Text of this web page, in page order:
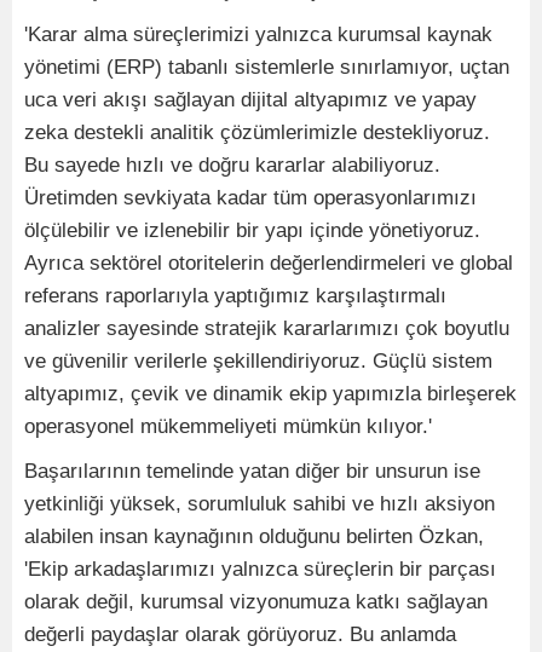
'Karar alma süreçlerimizi yalnızca kurumsal kaynak
yönetimi (ERP) tabanlı sistemlerle sınırlamıyor, uçtan
uca veri akışı sağlayan dijital altyapımız ve yapay
zeka destekli analitik çözümlerimizle destekliyoruz.
Bu sayede hızlı ve doğru kararlar alabiliyoruz.
Üretimden sevkiyata kadar tüm operasyonlarımızı
ölçülebilir ve izlenebilir bir yapı içinde yönetiyoruz.
Ayrıca sektörel otoritelerin değerlendirmeleri ve global
referans raporlarıyla yaptığımız karşılaştırmalı
analizler sayesinde stratejik kararlarımızı çok boyutlu
ve güvenilir verilerle şekillendiriyoruz. Güçlü sistem
altyapımız, çevik ve dinamik ekip yapımızla birleşerek
operasyonel mükemmeliyeti mümkün kılıyor.'
Başarılarının temelinde yatan diğer bir unsurun ise
yetkinliği yüksek, sorumluluk sahibi ve hızlı aksiyon
alabilen insan kaynağının olduğunu belirten Özkan,
'Ekip arkadaşlarımızı yalnızca süreçlerin bir parçası
olarak değil, kurumsal vizyonumuza katkı sağlayan
değerli paydaşlar olarak görüyoruz. Bu anlamda